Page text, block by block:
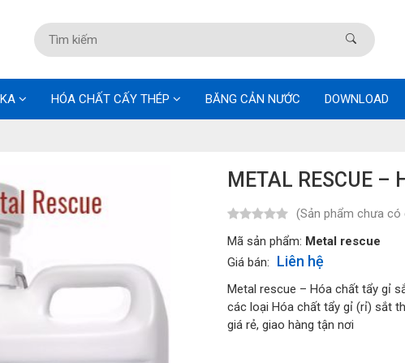
HÓA CHẤT CẤY THÉP BĂNG CẢN NƯỚC DOWNLOAD
METAL RESCUE –
(Sản phẩm chưa có
Mã sản phẩm: Metal rescue
Giá bán:
Liên hệ
Metal rescue – Hóa chất tẩy gỉ
các loại Hóa chất tẩy gỉ (rỉ) sắt
giá rẻ, giao hàng tận nơi